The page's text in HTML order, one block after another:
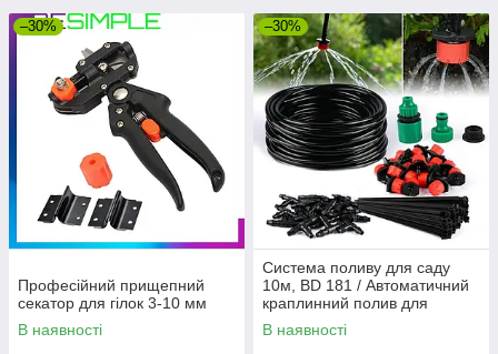
–30%
Професійний прищепний
секатор для гілок 3-10 мм
В наявності
–30%
Система поливу для саду
10м, BD 181 / Автоматичний
краплинний полив для
рослин / Комплект для
поливу
В наявності